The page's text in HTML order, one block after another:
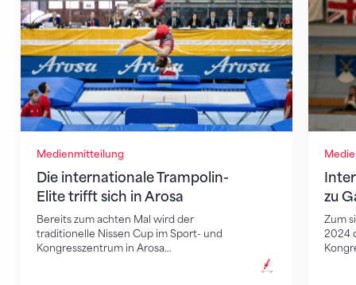
Medienmitteilung
Die internationale Trampolin-
Elite trifft sich in Arosa
Bereits zum achten Mal wird der
traditionelle Nissen Cup im Sport- und
Kongresszentrum in Arosa…
zu
Zum
2024